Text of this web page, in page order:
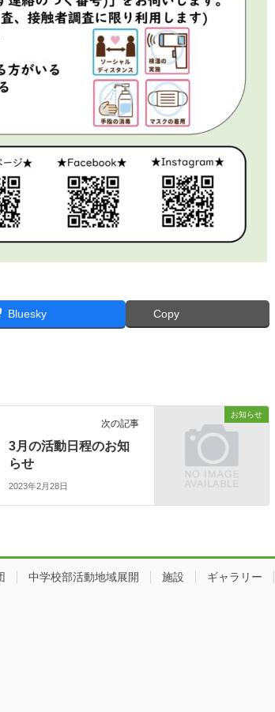
Bluesky Copy
お知らせ
次の記事
3月の活動日程のお知
らせ
2023年2月28日
中学校部活動地域展開 施設 ギャラリー